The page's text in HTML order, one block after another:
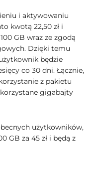
i aktywowaniu
kwotą 22,50 zł i
GB wraz ze zgodą
Dzięki temu
będzie
co 30 dni. Łącznie,
z pakietu
gigabajty
użytkowników,
GB za 45 zł i będą z